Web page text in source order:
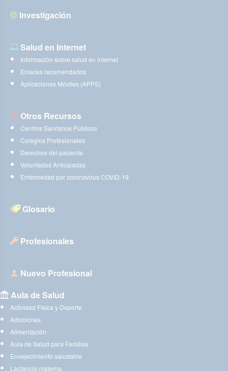
Investigación
Salud en Internet
Información sobre salud en internet
Enlaces recomendados
Aplicaciones Móviles (APPS)
Otros Recursos
Centros Sanitarios Públicos
Colegios Profesionales
Derechos del paciente
Voluntades Anticipadas
Enfermedad por coronavirus COVID-19
Glosario
Profesionales
Nuevo Profesional
Aula de Salud
Actividad Física y Deporte
Adicciones
Alimentación
Aula de Salud para Familias
Envejecimiento saludable
Lactancia materna